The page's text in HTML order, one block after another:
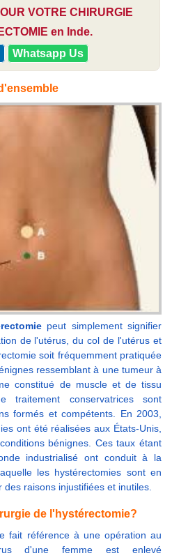
VOTRE CHIRURGIE
en Inde.
Whatsapp Us
peut simplement signifier
de l'utérus, du col de l'utérus et
soit fréquemment pratiquée
ressemblant à une tumeur à
constitué de muscle et de tissu
traitement conservatrices sont
formés et compétents. En 2003,
ont été réalisées aux États-Unis,
bénignes. Ces taux étant
industrialisé ont conduit à la
les hystérectomies sont en
raisons injustifiées et inutiles.
de l'hystérectomie?
fait référence à une opération au
d'une femme est enlevé